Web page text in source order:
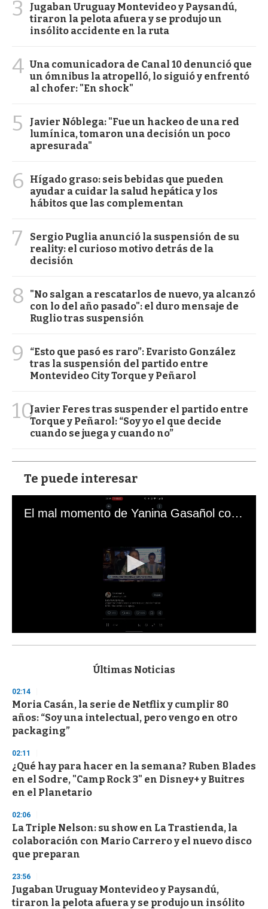
3
Jugaban Uruguay Montevideo y Paysandú,
tiraron la pelota afuera y se produjo un
insólito accidente en la ruta
4 Una comunicadora de Canal 10 denunció que
un ómnibus la atropelló, lo siguió y enfrentó
al chofer: "En shock"
5
Javier Nóblega: "Fue un hackeo de una red
lumínica, tomaron una decisión un poco
apresurada"
6
Hígado graso: seis bebidas que pueden
ayudar a cuidar la salud hepática y los
hábitos que las complementan
7
Sergio Puglia anunció la suspensión de su
reality: el curioso motivo detrás de la
decisión
8
"No salgan a rescatarlos de nuevo, ya alcanzó
con lo del año pasado": el duro mensaje de
Ruglio tras suspensión
9
“Esto que pasó es raro”: Evaristo González
tras la suspensión del partido entre
Montevideo City Torque y Peñarol
10Javier Feres tras suspender el partido entre
Torque y Peñarol: “Soy yo el que decide
cuando se juega y cuando no”
Te puede interesar
El mal momento de Yanina Gasañol con un hincha argentino en "Subrayado"
s
d
s
o
f
3
s
c
o
n
Últimas Noticias
02:14
Moria Casán, la serie de Netflix y cumplir 80
años: “Soy una intelectual, pero vengo en otro
packaging”
02:11
¿Qué hay para hacer en la semana? Ruben Blades
en el Sodre, "Camp Rock 3" en Disney+ y Buitres
en el Planetario
02:06
La Triple Nelson: su show en La Trastienda, la
colaboración con Mario Carrero y el nuevo disco
que preparan
23:56
Jugaban Uruguay Montevideo y Paysandú,
tiraron la pelota afuera y se produjo un insólito